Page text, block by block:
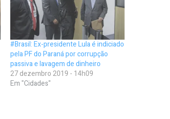
#Brasil: Ex-presidente Lula é indiciado
pela PF do Paraná por corrupção
passiva e lavagem de dinheiro
27 dezembro 2019 - 14h09
Em "Cidades"